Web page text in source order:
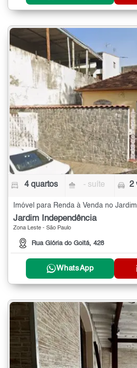
4 quartos - suíte 2
Jardim Independência
Zona Leste - São Paulo
Rua Glória do Goitá, 428
WhatsApp